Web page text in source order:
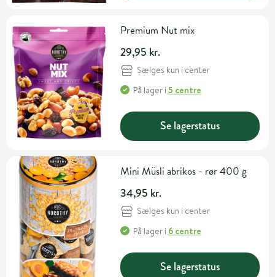
Premium Nut mix
29,95 kr.
Sælges kun i center
På lager i5 centre
Se lagerstatus
Mini Müsli abrikos - rør 400 g
34,95 kr.
Sælges kun i center
På lager i 6 centre
Se lagerstatus